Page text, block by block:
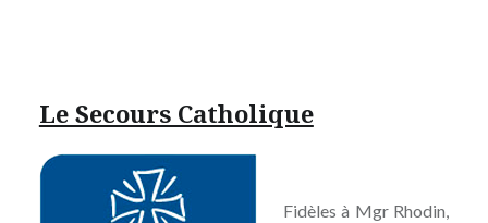
Le Secours Catholique
Fidèles à Mgr Rhodin,